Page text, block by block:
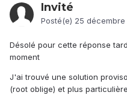
Invité
Posté(e) 25 décembre
Désolé pour cette réponse
moment
J'ai trouvé une solution
(root oblige) et plus